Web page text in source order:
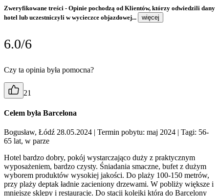
Zweryfikowane treści - Opinie pochodzą od Klientów, którzy odwiedzili dany
hotel lub uczestniczyli w wycieczce objazdowej...
więcej
6.0/6
Czy ta opinia była pomocna?
21
Celem była Barcelona
Bogusław, Łódź 28.05.2024 | Termin pobytu: maj 2024 | Tagi: 56-
65 lat, w parze
Hotel bardzo dobry, pokój wystarczająco duży z praktycznym
wyposażeniem, bardzo czysty. Śniadania smaczne, bufet z dużym
wyborem produktów wysokiej jakości. Do plaży 100-150 metrów,
przy plaży deptak ładnie zacieniony drzewami. W pobliży większe i
mniejsze sklepy i restauracje. Do stacji kolejki która do Barcelony